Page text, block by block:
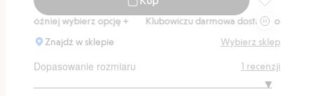
Dłuższa
wybierz opcję + Klubowiczu darmowa dostawa od 150 zł
Znajdź w sklepie
Wybierz sklep
Dopasowanie rozmiaru 1 recenzji